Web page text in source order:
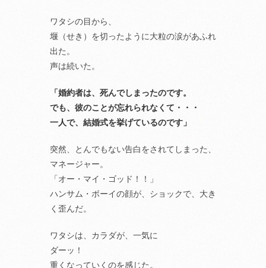
ワタシの目から、
堰（せき）を切ったように大粒の涙があふれ
出た。
声は続いた。
「婚約者は、死んでしまったのです。
でも、彼のことが忘れられなくて・・・
一人で、結婚式を挙げているのです」
突然、とんでもない告白をされてしまった、
マネージャー。
「オー・マイ・ゴッド！！」
ハンサム・ボーイの顔が、ショックで、大き
く歪んだ。
ワタシは、カラダが、一気に
ダーッ！
重くなっていくのを感じた。